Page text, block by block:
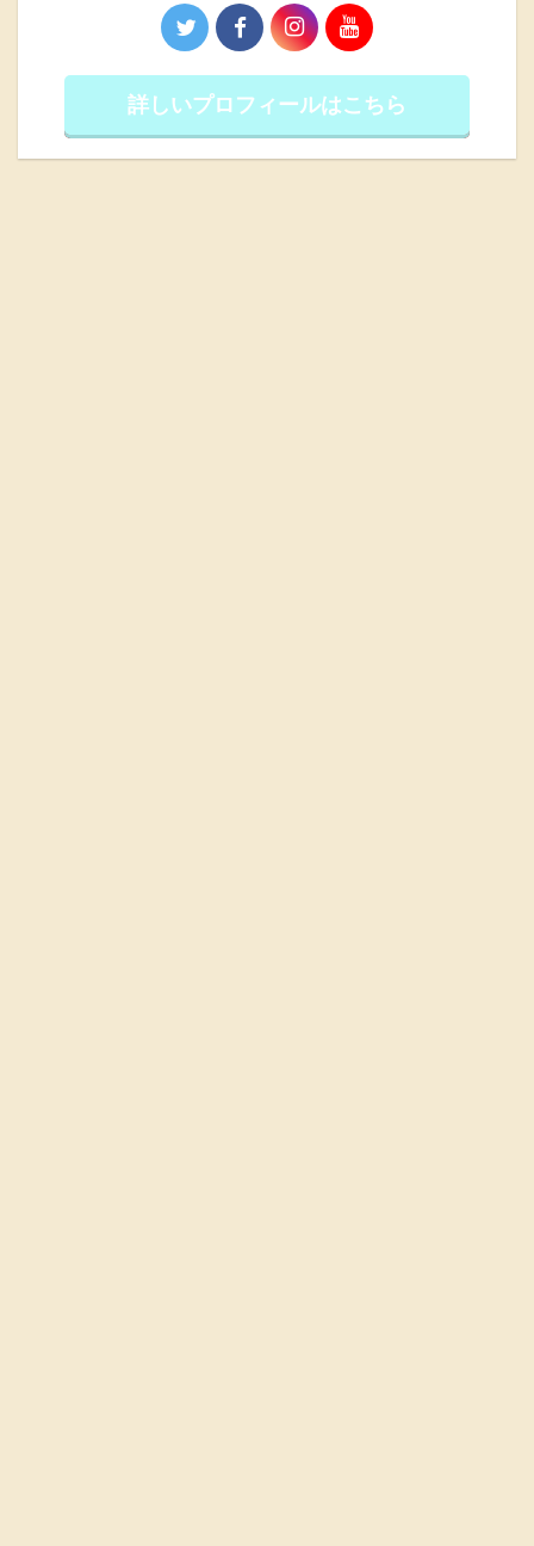
詳しいプロフィールはこちら